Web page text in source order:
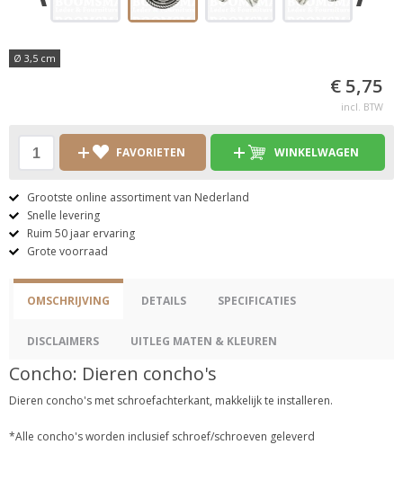
Ø 3,5 cm
€ 5,75
incl. BTW
FAVORIETEN WINKELWAGEN
Grootste online assortiment van Nederland
Snelle levering
Ruim 50 jaar ervaring
Grote voorraad
OMSCHRIJVING DETAILS SPECIFICATIES
DISCLAIMERS UITLEG MATEN & KLEUREN
Concho: Dieren concho's
Dieren concho's met schroefachterkant, makkelijk te installeren.
*Alle concho's worden inclusief schroef/schroeven geleverd